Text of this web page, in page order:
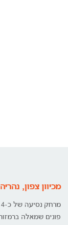
מכיוון צפון,
מרחק נסיעה של כ-4 דקות מלב המפרץ, וכ-9 דקות הליכה.
פונים שמאלה